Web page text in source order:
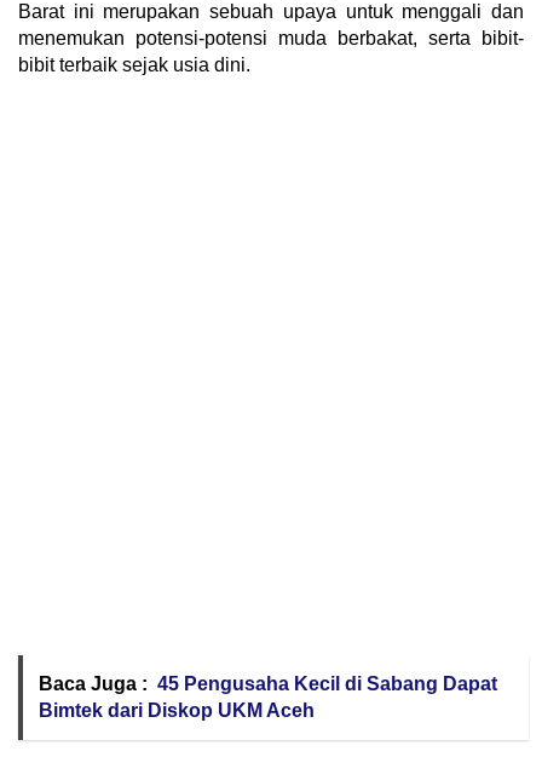
Barat ini merupakan sebuah upaya untuk menggali dan
menemukan potensi-potensi muda berbakat, serta bibit-
bibit terbaik sejak usia dini.
Baca Juga : 45 Pengusaha Kecil di Sabang Dapat
Bimtek dari Diskop UKM Aceh